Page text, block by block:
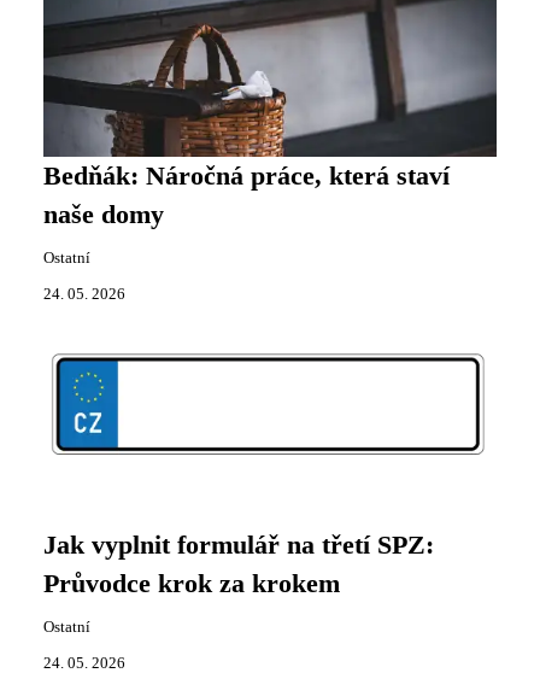
Bedňák: Náročná práce, která staví
naše domy
Ostatní
24. 05. 2026
Jak vyplnit formulář na třetí SPZ:
Průvodce krok za krokem
Ostatní
24. 05. 2026